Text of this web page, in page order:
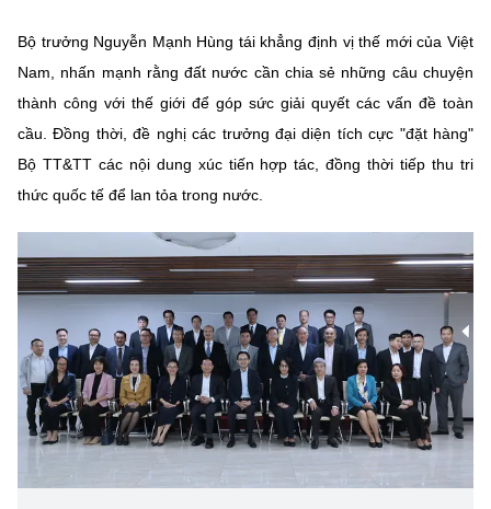
Bộ trưởng Nguyễn Mạnh Hùng tái khẳng định vị thế mới của Việt
Nam, nhấn mạnh rằng đất nước cần chia sẻ những câu chuyện
thành công với thế giới để góp sức giải quyết các vấn đề toàn
cầu. Đồng thời, đề nghị các trưởng đại diện tích cực "đặt hàng"
Bộ TT&TT các nội dung xúc tiến hợp tác, đồng thời tiếp thu tri
thức quốc tế để lan tỏa trong nước.